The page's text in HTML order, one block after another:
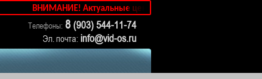
Телефоны: 8 (903) 544-11-74
Эл. почта: info@vid-os.ru
ВНИМАНИЕ! Актуальные цены уточняйте у менеджеров!